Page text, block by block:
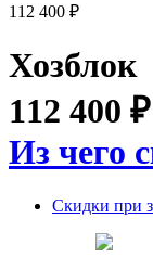
112 400 ₽
Хозблок
112 400 ₽
Из чего
Скидки при